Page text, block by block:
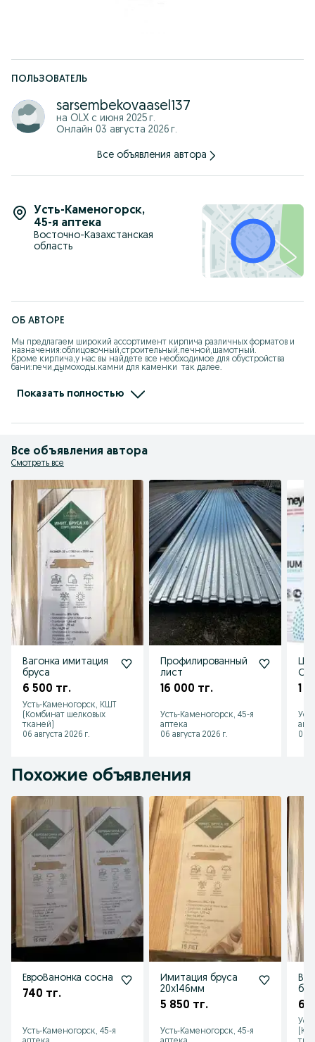
ПОЛЬЗОВАТЕЛЬ
sarsembekovaasel137
на OLX с июня 2025 г.
Онлайн 03 августа 2026 г.
Все объявления автора
Усть-Каменогорск,
45-я аптека
Восточно-Казахстанская
область
ОБ АВТОРЕ
Мы предлагаем широкий ассортимент кирпича различных форматов и
назначения:облицовочный,строительный.печной,шамотный.
Кроме кирпича,у нас вы найдете все необходимое для обустройства
бани:печи,дымоходы.камни для каменки  так далее.
-Консультации специалистов
Показать полностью
Все объявления автора
Смотреть все
Вагонка имитация
бруса
6 500 тг.
Усть-Каменогорск, КШТ
(Комбинат шелковых
тканей)
06 августа 2026 г.
Профилированный
лист
16 000 тг.
Усть-Каменогорск, 45-я
аптека
06 августа 2026 г.
1
06
Похожие объявления
ЕвроВанонка сосна
740 тг.
Усть-Каменогорск, 45-я
Имитация бруса
20х146мм
5 850 тг.
Усть-Каменогорск, 45-я
6